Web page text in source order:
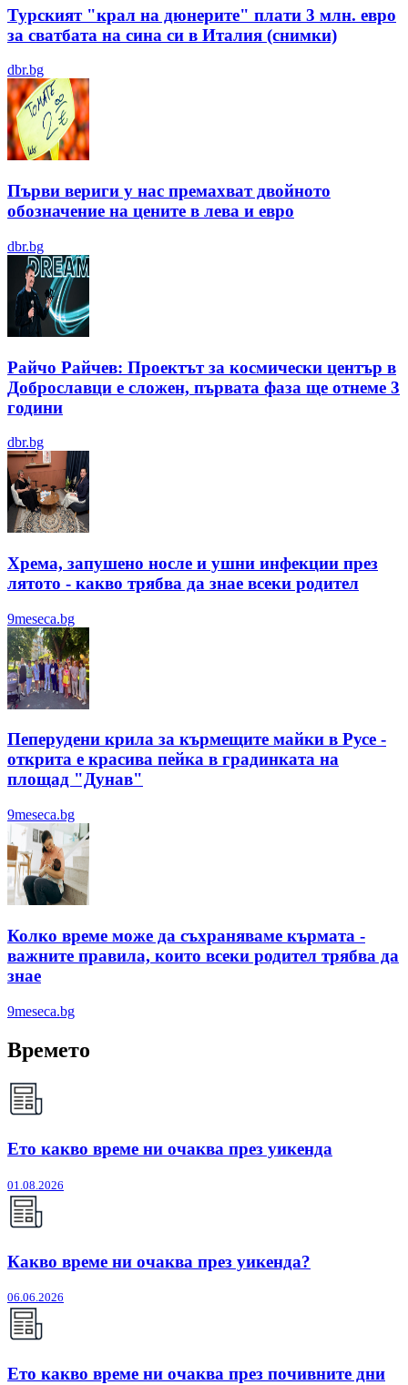
Турският "крал на дюнерите" плати 3 млн. евро
за сватбата на сина си в Италия (снимки)
dbr.bg
Първи вериги у нас премахват двойното
обозначение на цените в лева и евро
dbr.bg
Райчо Райчев: Проектът за космически център в
Доброславци е сложен, първата фаза ще отнеме 3
години
dbr.bg
Хрема, запушено носле и ушни инфекции през
лятотo - какво трябва да знае всеки родител
9meseca.bg
Пеперудени крила за кърмещите майки в Русе -
открита е красива пейка в градинката на
площад "Дунав"
9meseca.bg
Колко време може да съхраняваме кърмата -
важните правила, които всеки родител трябва да
знае
9meseca.bg
Времето
Ето какво време ни очаква през уикенда
01.08.2026
Какво време ни очаква през уикенда?
06.06.2026
Ето какво време ни очаква през почивните дни